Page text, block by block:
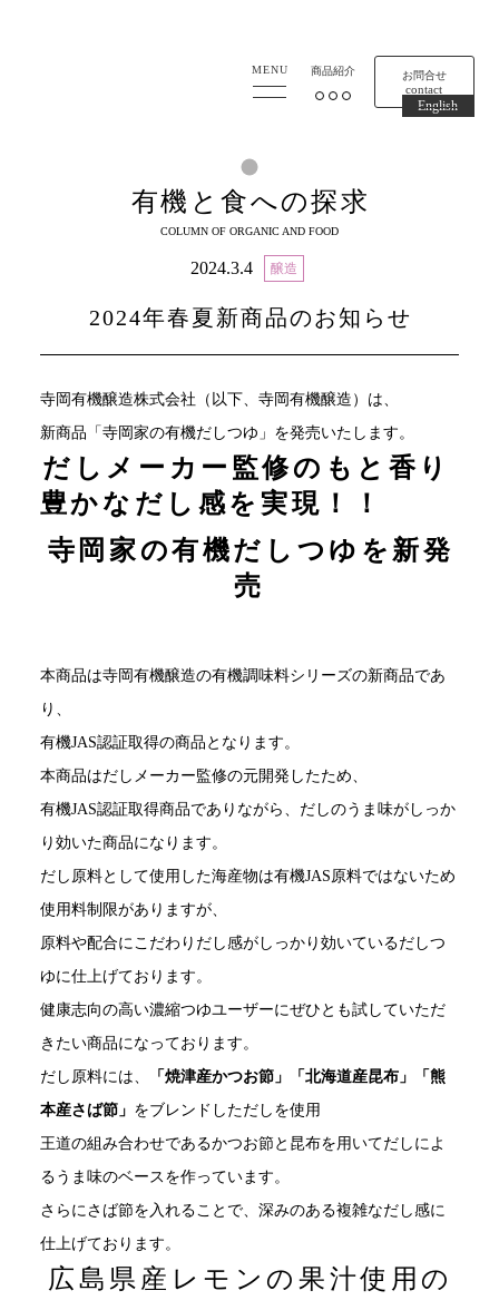
English
寺岡有機醸造
MENU 商品紹介 お問合せ
contact
有機と食への探求
COLUMN OF ORGANIC AND FOOD
2024.3.4 醸造
2024年春夏新商品のお知らせ
寺岡有機醸造株式会社（以下、寺岡有機醸造）は、
新商品「寺岡家の有機だしつゆ」を発売いたします。
だしメーカー監修のもと香り
豊かなだし感を実現！！
寺岡家の有機だしつゆを新発
売
本商品は寺岡有機醸造の有機調味料シリーズの新商品であ
り、
有機JAS認証取得の商品となります。
本商品はだしメーカー監修の元開発したため、
有機JAS認証取得商品でありながら、だしのうま味がしっか
り効いた商品になります。
だし原料として使用した海産物は有機JAS原料ではないため
使用料制限がありますが、
原料や配合にこだわりだし感がしっかり効いているだしつ
ゆに仕上げております。
健康志向の高い濃縮つゆユーザーにぜひとも試していただ
きたい商品になっております。
だし原料には、
「焼津産かつお節」「北海道産昆布」「熊
本産さば節」 をブレンドしただしを使用
王道の組み合わせであるかつお節と昆布を用いてだしによ
るうま味のベースを作っています。
さらにさば節を入れることで、深みのある複雑なだし感に
仕上げております。
広島県産レモンの果汁使用の